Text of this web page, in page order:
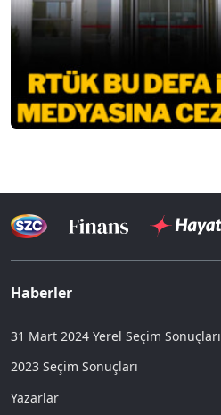
Haberler
31 Mart 2024 Yerel Seçim Sonuçları
2023 Seçim Sonuçları
Yazarlar